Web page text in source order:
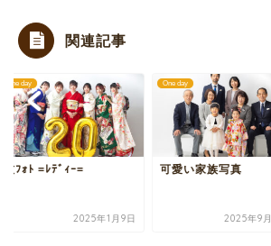
関連記事
ﾄ =ﾚﾃﾞｨｰ=
2025年1月9日
One day
可愛い家族写真
2025年9月19日